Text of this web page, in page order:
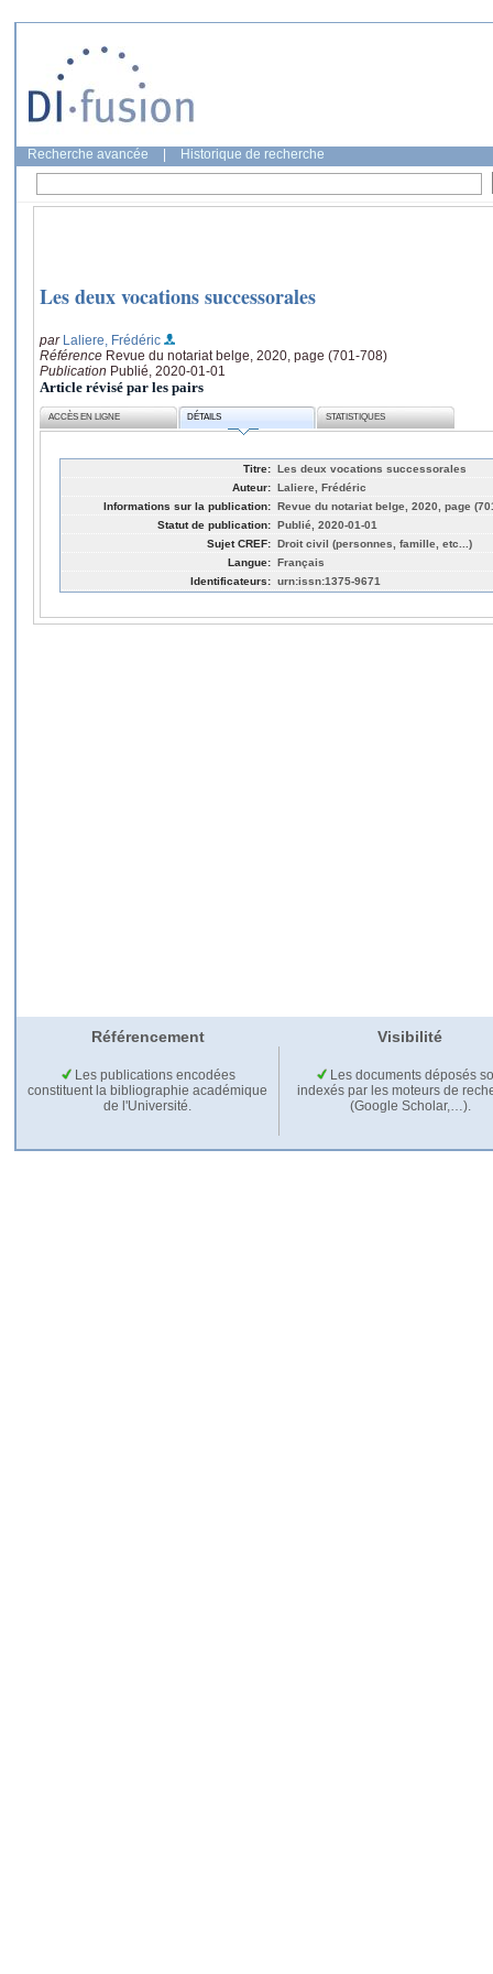
Recherche avancée Historique de recherche
Les deux vocations successorales
par Laliere, Frédéric
Référence Revue du notariat belge, 2020, page (701-708)
Publication Publié, 2020-01-01
Article révisé par les pairs
ACCÈS EN LIGNE DÉTAILS STATISTIQUES
Titre: Les deux vocations successorales
Auteur: Laliere, Frédéric
Informations sur la publication: Revue du notariat belge, 2020, page
Statut de publication: Publié, 2020-01-01
Sujet CREF: Droit civil (personnes, famille, etc...)
Langue: Français
Identificateurs: urn:issn:1375-9671
Référencement Visibilité
Les publications encodées
constituent la bibliographie académique
de l'Université.
Les documents déposés
indexés par les moteurs de
(Google Scholar,…).